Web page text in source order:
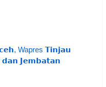
Wapres 𝗧𝗶𝗻𝗷𝗮𝘂
𝗝𝗲𝗺𝗯𝗮𝘁𝗮𝗻